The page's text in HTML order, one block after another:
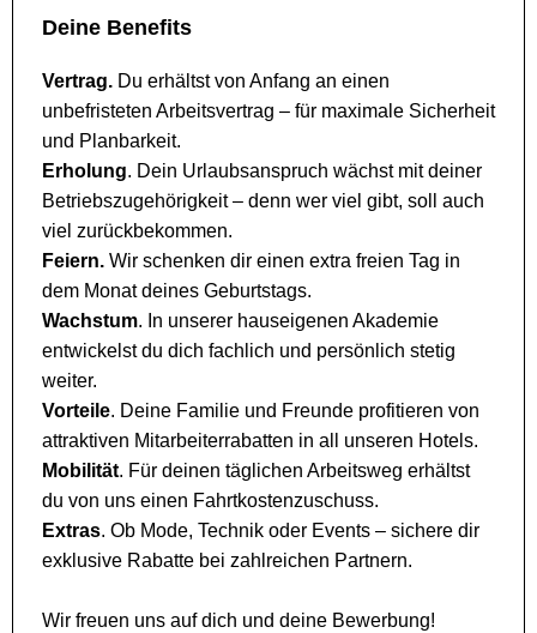
Deine Benefits
Vertrag. Du erhältst von Anfang an einen
unbefristeten Arbeitsvertrag – für maximale Sicherheit
und Planbarkeit.
Erholung. Dein Urlaubsanspruch wächst mit deiner
Betriebszugehörigkeit – denn wer viel gibt, soll auch
viel zurückbekommen.
Feiern. Wir schenken dir einen extra freien Tag in
dem Monat deines Geburtstags.
Wachstum. In unserer hauseigenen Akademie
entwickelst du dich fachlich und persönlich stetig
weiter.
Vorteile. Deine Familie und Freunde profitieren von
attraktiven Mitarbeiterrabatten in all unseren Hotels.
Mobilität. Für deinen täglichen Arbeitsweg erhältst
du von uns einen Fahrtkostenzuschuss.
Extras. Ob Mode, Technik oder Events – sichere dir
exklusive Rabatte bei zahlreichen Partnern.
Wir freuen uns auf dich und deine Bewerbung!